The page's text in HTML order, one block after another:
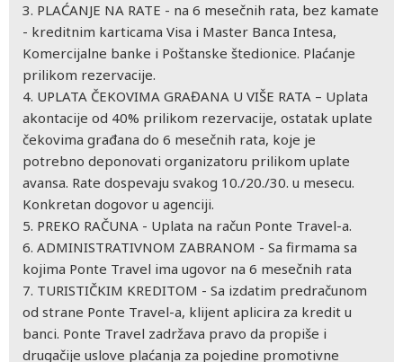
3. PLAĆANJE NA RATE - na 6 mesečnih rata, bez kamate
- kreditnim karticama Visa i Master Banca Intesa,
Komercijalne banke i Poštanske štedionice. Plaćanje
prilikom rezervacije.
4. UPLATA ČEKOVIMA GRAĐANA U VIŠE RATA – Uplata
akontacije od 40% prilikom rezervacije, ostatak uplate
čekovima građana do 6 mesečnih rata, koje je
potrebno deponovati organizatoru prilikom uplate
avansa. Rate dospevaju svakog 10./20./30. u mesecu.
Konkretan dogovor u agenciji.
5. PREKO RAČUNA - Uplata na račun Ponte Travel-a.
6. ADMINISTRATIVNOM ZABRANOM - Sa firmama sa
kojima Ponte Travel ima ugovor na 6 mesečnih rata
7. TURISTIČKIM KREDITOM - Sa izdatim predračunom
od strane Ponte Travel-a, klijent aplicira za kredit u
banci. Ponte Travel zadržava pravo da propiše i
drugačije uslove plaćanja za pojedine promotivne